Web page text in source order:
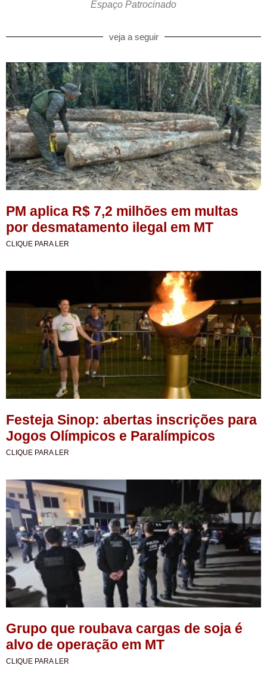
Espaço Patrocinado
veja a seguir
PM aplica R$ 7,2 milhões em multas
por desmatamento ilegal em MT
CLIQUE PARA LER
Festeja Sinop: abertas inscrições para
Jogos Olímpicos e Paralímpicos
CLIQUE PARA LER
Grupo que roubava cargas de soja é
alvo de operação em MT
CLIQUE PARA LER